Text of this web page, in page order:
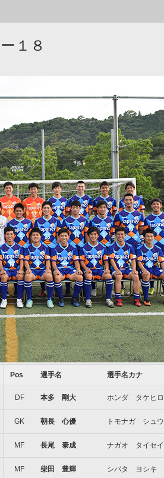
１８
Pos 選手名 選手名カナ
DF 本多 剛大 ホンダ タケヒロ
GK 朝長 心優 トモナガ シュウ
MF 長尾 泰成 ナガオ タイセイ
MF 柴田 豊輝 シバタ ヨシキ